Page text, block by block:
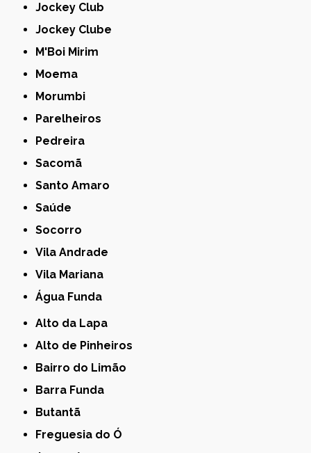
Jockey Club
Jockey Clube
M'Boi Mirim
Moema
Morumbi
Parelheiros
Pedreira
Sacomã
Santo Amaro
Saúde
Socorro
Vila Andrade
Vila Mariana
Água Funda
Alto da Lapa
Alto de Pinheiros
Bairro do Limão
Barra Funda
Butantã
Freguesia do Ó